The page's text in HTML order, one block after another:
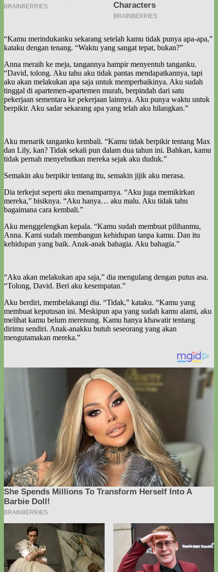
“Kamu merindukanku sekarang setelah kamu tidak punya apa-apa,”
kataku dengan tenang. “Waktu yang sangat tepat, bukan?”
Anna meraih ke meja, tangannya hampir menyentuh tanganku.
“David, tolong. Aku tahu aku tidak pantas mendapatkannya, tapi
aku akan melakukan apa saja untuk memperbaikinya. Aku sudah
tinggal di apartemen-apartemen murah, berpindah dari satu
pekerjaan sementara ke pekerjaan lainnya. Aku punya waktu untuk
berpikir. Aku sadar sekarang apa yang telah aku hilangkan.”
Aku menarik tanganku kembali. “Kamu tidak berpikir tentang Max
dan Lily, kan? Tidak sekali pun dalam dua tahun ini. Bahkan, kamu
tidak pernah menyebutkan mereka sejak aku duduk.”
Semakin aku berpikir tentang itu, semakin jijik aku merasa.
Dia terkejut seperti aku menamparnya. “Aku juga memikirkan
mereka,” bisiknya. “Aku hanya… aku malu. Aku tidak tahu
bagaimana cara kembali.”
Aku menggelengkan kepala. “Kamu sudah membuat pilihanmu,
Anna. Kami sudah membangun kehidupan tanpa kamu. Dan itu
kehidupan yang baik. Anak-anak bahagia. Aku bahagia.”
“Aku akan melakukan apa saja,” dia mengulang dengan putus asa.
“Tolong, David. Beri aku kesempatan.”
Aku berdiri, membelakangi dia. “Tidak,” kataku. “Kamu yang
membuat keputusan ini. Meskipun apa yang sudah kamu alami, aku
melihat kamu belum merenung. Kamu hanya khawatir tentang
dirimu sendiri. Anak-anakku butuh seseorang yang akan
mengutamakan mereka.”